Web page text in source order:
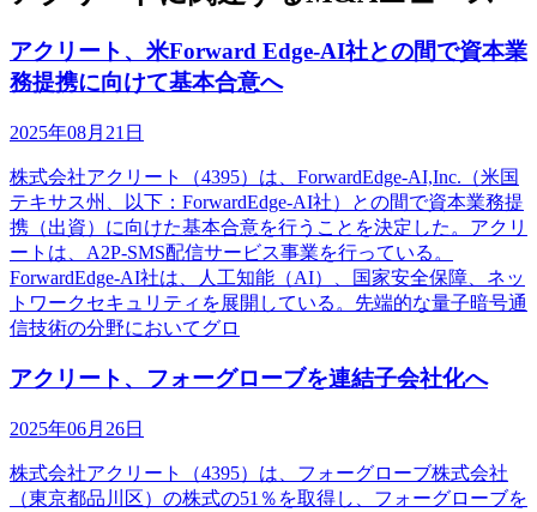
アクリート、米Forward Edge-AI社との間で資本業
務提携に向けて基本合意へ
2025年08月21日
株式会社アクリート（4395）は、ForwardEdge-AI,Inc.（米国
テキサス州、以下：ForwardEdge-AI社）との間で資本業務提
携（出資）に向けた基本合意を行うことを決定した。アクリ
ートは、A2P-SMS配信サービス事業を行っている。
ForwardEdge-AI社は、人工知能（AI）、国家安全保障、ネッ
トワークセキュリティを展開している。先端的な量子暗号通
信技術の分野においてグロ
アクリート、フォーグローブを連結子会社化へ
2025年06月26日
株式会社アクリート（4395）は、フォーグローブ株式会社
（東京都品川区）の株式の51％を取得し、フォーグローブを